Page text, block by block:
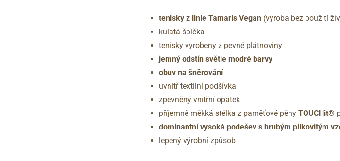
tenisky z linie Tamaris Vegan (výroba bez použití
kulatá špička
tenisky vyrobeny z pevné plátnoviny
jemný odstín světle modré barvy
obuv na šněrování
uvnitř textilní podšívka
zpevněný vnitřní opatek
příjemně měkká stélka z paměťové pěny TOUCHit®
dominantní vysoká podešev s hrubým pilkovitým
lepený výrobní způsob